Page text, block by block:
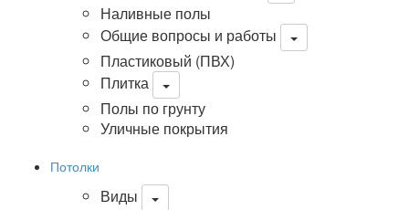
Наливные полы
Общие вопросы и работы
Пластиковый (ПВХ)
Плитка
Полы по грунту
Уличные покрытия
Потолки
Виды